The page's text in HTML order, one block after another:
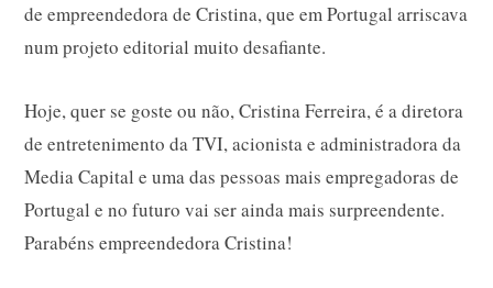
de empreendedora de Cristina, que em Portugal arriscava
num projeto editorial muito desafiante.
Hoje, quer se goste ou não, Cristina Ferreira, é a diretora
de entretenimento da TVI, acionista e administradora da
Media Capital e uma das pessoas mais empregadoras de
Portugal e no futuro vai ser ainda mais surpreendente.
Parabéns empreendedora Cristina!